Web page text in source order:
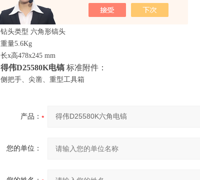
每分钟击打次数3000 bpm
击打能量8.8 J
钻头类型 六角形镐头
重量5.6Kg
长x高478x245 mm
得伟D25580K电镐 标准附件：
侧把手、尖凿、重型工具箱
产品：
您的单位：